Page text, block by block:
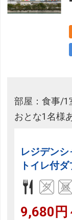
部屋：食事/1
おとな1名様
レジデン
トイレ付
9,680円